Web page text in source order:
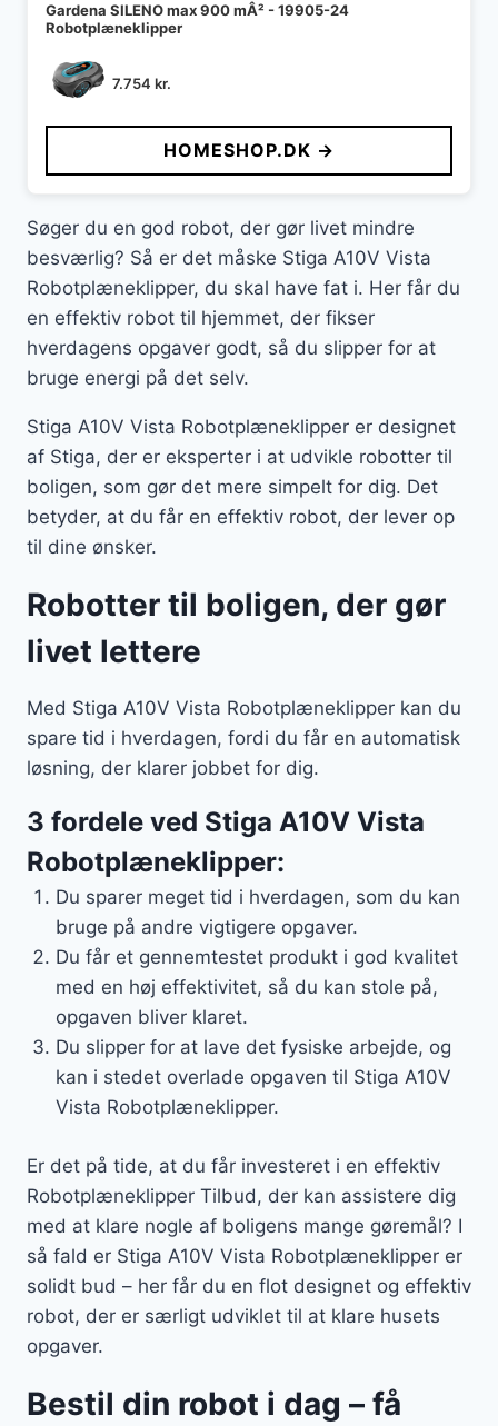
Gardena SILENO max 900 mÂ² - 19905-24
Robotplæneklipper
7.754 kr.
HOMESHOP.DK →
Søger du en god robot, der gør livet mindre
besværlig? Så er det måske Stiga A10V Vista
Robotplæneklipper, du skal have fat i. Her får du
en effektiv robot til hjemmet, der fikser
hverdagens opgaver godt, så du slipper for at
bruge energi på det selv.
Stiga A10V Vista Robotplæneklipper er designet
af Stiga, der er eksperter i at udvikle robotter til
boligen, som gør det mere simpelt for dig. Det
betyder, at du får en effektiv robot, der lever op
til dine ønsker.
Robotter til boligen, der gør
livet lettere
Med Stiga A10V Vista Robotplæneklipper kan du
spare tid i hverdagen, fordi du får en automatisk
løsning, der klarer jobbet for dig.
3 fordele ved Stiga A10V Vista
Robotplæneklipper:
Du sparer meget tid i hverdagen, som du kan
bruge på andre vigtigere opgaver.
Du får et gennemtestet produkt i god kvalitet
med en høj effektivitet, så du kan stole på,
opgaven bliver klaret.
Du slipper for at lave det fysiske arbejde, og
kan i stedet overlade opgaven til Stiga A10V
Vista Robotplæneklipper.
Er det på tide, at du får investeret i en effektiv
Robotplæneklipper Tilbud, der kan assistere dig
med at klare nogle af boligens mange gøremål? I
så fald er Stiga A10V Vista Robotplæneklipper er
solidt bud – her får du en flot designet og effektiv
robot, der er særligt udviklet til at klare husets
opgaver.
Bestil din robot i dag – få